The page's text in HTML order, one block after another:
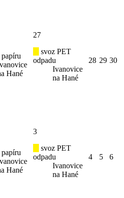
Hané
27
svoz PET
odpadu
Ivanovice
na Hané
28 29 30
Hané
3
svoz PET
odpadu
Ivanovice
na Hané
4 5 6